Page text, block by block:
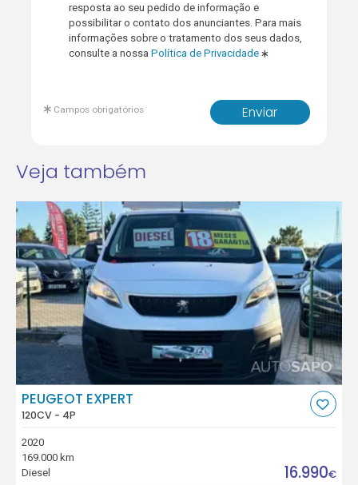
resposta ao seu pedido de informação e
possibilitar o contato dos anunciantes. Para mais
informações sobre o tratamento dos seus dados,
consulte a nossaPolítica de Privacidade
Enviar
Campos obrigatórios
Veja também
PEUGEOT EXPERT
120CV - 4P
2020
169.000 km
Diesel
16.990€